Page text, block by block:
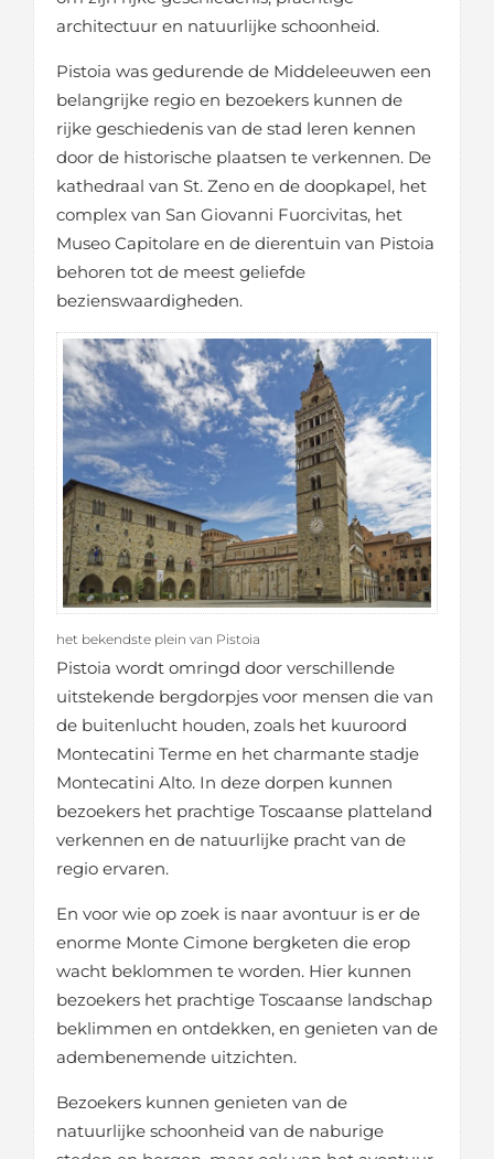
architectuur en natuurlijke schoonheid.
Pistoia was gedurende de Middeleeuwen een
belangrijke regio en bezoekers kunnen de
rijke geschiedenis van de stad leren kennen
door de historische plaatsen te verkennen. De
kathedraal van St. Zeno en de doopkapel, het
complex van San Giovanni Fuorcivitas, het
Museo Capitolare en de dierentuin van Pistoia
behoren tot de meest geliefde
bezienswaardigheden.
het bekendste plein van Pistoia
Pistoia wordt omringd door verschillende
uitstekende bergdorpjes voor mensen die van
de buitenlucht houden, zoals het kuuroord
Montecatini Terme en het charmante stadje
Montecatini Alto. In deze dorpen kunnen
bezoekers het prachtige Toscaanse platteland
verkennen en de natuurlijke pracht van de
regio ervaren.
En voor wie op zoek is naar avontuur is er de
enorme Monte Cimone bergketen die erop
wacht beklommen te worden. Hier kunnen
bezoekers het prachtige Toscaanse landschap
beklimmen en ontdekken, en genieten van de
adembenemende uitzichten.
Bezoekers kunnen genieten van de
natuurlijke schoonheid van de naburige